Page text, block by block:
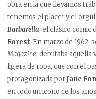
obra en la que llevamos
tenemos el placer y el
Barbarella, el clásico cómic
Forest. En marzo de 1962,
Magazine, debutaba aquella
ligera de ropa, que con el
protagonizada por Jane
en todo un icono de los